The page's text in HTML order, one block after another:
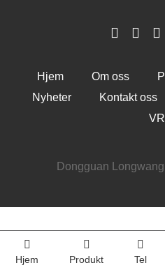
Hjem Om oss
Nyheter
Kontakt oss
VR
Dongguan
Hjem Produkt Tel